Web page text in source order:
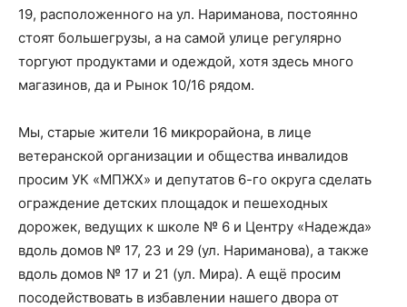
19, расположенного на ул. Нариманова, постоянно
стоят большегрузы, а на самой улице регулярно
торгуют продуктами и одеждой, хотя здесь много
магазинов, да и Рынок 10/16 рядом.
Мы, старые жители 16 микрорайона, в лице
ветеранской организации и общества инвалидов
просим УК «МПЖХ» и депутатов 6-го округа сделать
ограждение детских площадок и пешеходных
дорожек, ведущих к школе № 6 и Центру «Надежда»
вдоль домов № 17, 23 и 29 (ул. Нариманова), а также
вдоль домов № 17 и 21 (ул. Мира). А ещё просим
посодействовать в избавлении нашего двора от